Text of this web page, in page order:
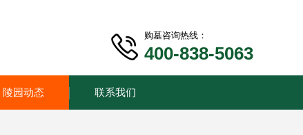
购墓咨询热线：
400-838-5063
陵园动态 联系我们